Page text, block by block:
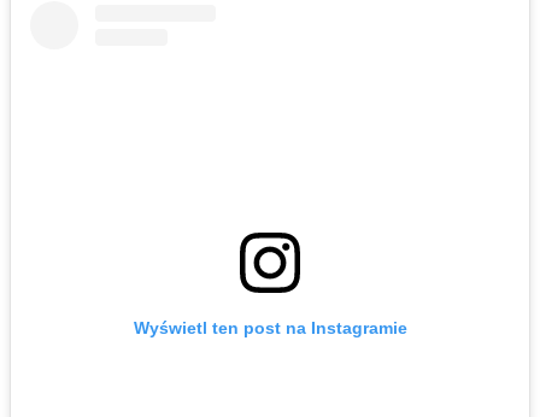
Wyświetl ten post na Instagramie